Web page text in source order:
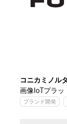
コニカミノルタ
画像IoTプラッ
ブランド開発